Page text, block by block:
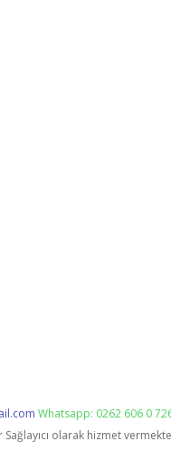
Whatsapp: 0262 606 0
Sağlayıcı olarak hizmet